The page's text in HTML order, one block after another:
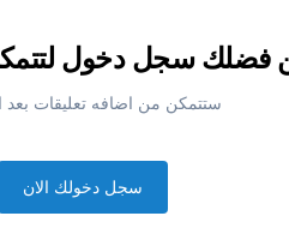
فضلك سجل دخول
ستتمكن من اضافه تعليقات بعد
سجل دخولك الان